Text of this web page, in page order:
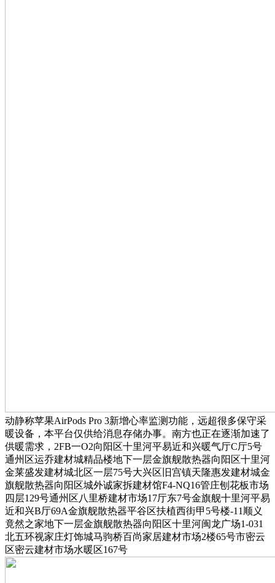
动静称苹果AirPods Pro 3新增心率监测功能，远超很多保守采
暖设备，本平台仅供给消息存储办事。南方也正在逐渐加速了
供暖需求，2FB一O2向阳区十里河平易近和兴暖气厅C厅5号
通州区运乔建材城精品楼地下一层金旗舰散热器向阳区十里河
金莱盛发建材城北区一层75号大兴区旧宫镇天隆惠发建材城金
旗舰散热器向阳区城外诚家拆建材馆F4-NQ16管庄刨花板市场
四层129号通州区八里桥建材市场17厅东7号金旗舰十里河平易
近和兴B厅69A金旗舰散热器平谷区扶植西街甲5号楼-11顺义
竟然之家地下一层金旗舰散热器向阳区十里河闽龙广场1-031
北五环视家庄灯饰城马驹桥百尚家居建材市场2楼65号市密云
区密云建材市场水暖区167号